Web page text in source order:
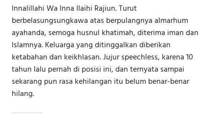
Innalillahi Wa Inna Ilaihi Rajiun. Turut
berbelasungsungkawa atas berpulangnya almarhum
ayahanda, semoga husnul khatimah, diterima iman dan
Islamnya. Keluarga yang ditinggalkan diberikan
ketabahan dan keikhlasan. Jujur speechless, karena 10
tahun lalu pernah di posisi ini, dan ternyata sampai
sekarang pun rasa kehilangan itu belum benar-benar
hilang.